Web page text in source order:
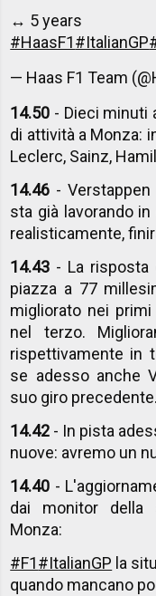
↔️ 5 years
#HaasF1#ItalianGP
— Haas F1 Team
14.50 - Dieci minuti
di attività a Monza:
Leclerc, Sainz,
14.46 -
sta già lavorando
realisticamente,
14.43 - La
piazza a 77
migliorato nei
nel terzo.
rispettivamente in
se adesso anche
suo giro
14.42 - In pista
nuove: avremo un
14.40 -
dai monitor della
Monza:
#F1#ItalianGP la
quando mancano